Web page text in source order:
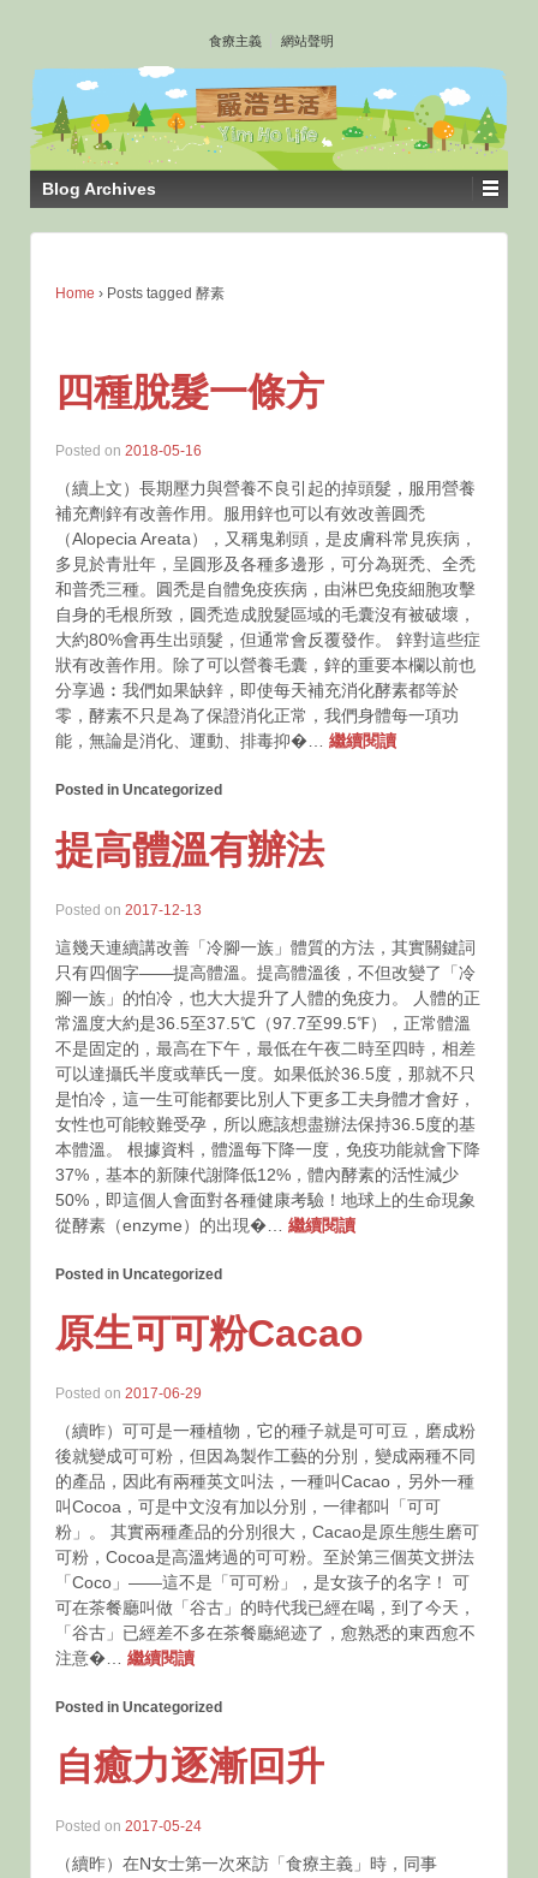
TO
MAIN
CONTENT
食療主義 網站聲明
Blog Archives
Home › Posts tagged 酵素
四種脫髮一條方
Posted on 2018-05-16
（續上文）長期壓力與營養不良引起的掉頭髮，服用營養
補充劑鋅有改善作用。服用鋅也可以有效改善圓禿
（Alopecia Areata），又稱鬼剃頭，是皮膚科常見疾病，
多見於青壯年，呈圓形及各種多邊形，可分為斑禿、全禿
和普禿三種。圓禿是自體免疫疾病，由淋巴免疫細胞攻擊
自身的毛根所致，圓禿造成脫髮區域的毛囊沒有被破壞，
大約80%會再生出頭髮，但通常會反覆發作。 鋅對這些症
狀有改善作用。除了可以營養毛囊，鋅的重要本欄以前也
分享過︰我們如果缺鋅，即使每天補充消化酵素都等於
零，酵素不只是為了保證消化正常，我們身體每一項功
能，無論是消化、運動、排毒抑�… 繼續閱讀
Posted in Uncategorized
提高體溫有辦法
Posted on 2017-12-13
這幾天連續講改善「冷腳一族」體質的方法，其實關鍵詞
只有四個字——提高體溫。提高體溫後，不但改變了「冷
腳一族」的怕冷，也大大提升了人體的免疫力。 人體的正
常溫度大約是36.5至37.5℃（97.7至99.5℉），正常體溫
不是固定的，最高在下午，最低在午夜二時至四時，相差
可以達攝氏半度或華氏一度。如果低於36.5度，那就不只
是怕冷，這一生可能都要比別人下更多工夫身體才會好，
女性也可能較難受孕，所以應該想盡辦法保持36.5度的基
本體溫。 根據資料，體溫每下降一度，免疫功能就會下降
37%，基本的新陳代謝降低12%，體內酵素的活性減少
50%，即這個人會面對各種健康考驗！地球上的生命現象
從酵素（enzyme）的出現�… 繼續閱讀
Posted in Uncategorized
原生可可粉Cacao
Posted on 2017-06-29
（續昨）可可是一種植物，它的種子就是可可豆，磨成粉
後就變成可可粉，但因為製作工藝的分別，變成兩種不同
的產品，因此有兩種英文叫法，一種叫Cacao，另外一種
叫Cocoa，可是中文沒有加以分別，一律都叫「可可
粉」。 其實兩種產品的分別很大，Cacao是原生態生磨可
可粉，Cocoa是高溫烤過的可可粉。至於第三個英文拼法
「Coco」——這不是「可可粉」，是女孩子的名字！ 可
可在茶餐廳叫做「谷古」的時代我已經在喝，到了今天，
「谷古」已經差不多在茶餐廳絕迹了，愈熟悉的東西愈不
注意�… 繼續閱讀
Posted in Uncategorized
自癒力逐漸回升
Posted on 2017-05-24
（續昨）在N女士第一次來訪「食療主義」時，同事